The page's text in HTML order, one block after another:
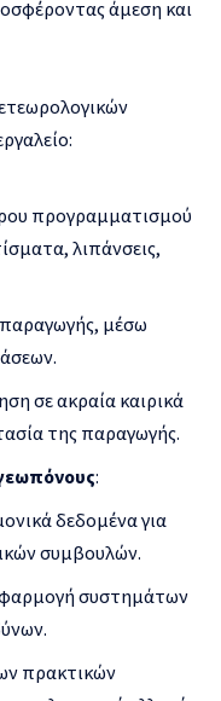
άμεση και
προγραμματισμού
λιπάνσεις,
μέσω
σε ακραία καιρικά
της παραγωγής.
:
δεδομένα για
συμβουλών.
συστημάτων
πρακτικών